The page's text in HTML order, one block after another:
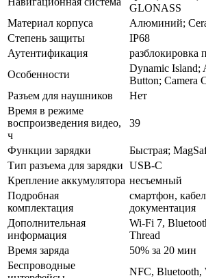
GLONASS
Материал корпуса
Алюминий;
Степень защиты
IP68
Аутентификация
разблокировка
Особенности
Dynamic Island;
Button; Camera
Разъем для наушников
Нет
Время в режиме
воспроизведения видео,
ч
39
Функции зарядки
Быстрая;
Тип разъема для зарядки USB-C
Крепление аккумулятора несъемный
Подробная
комплектация
смартфон,
документация
Дополнительная
информация
Wi‑Fi 7,
Thread
Время заряда
50% за 20 мин
Беспроводные
NFC, Bluetooth,